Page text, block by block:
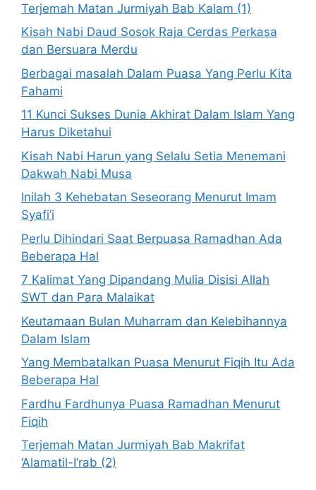
Terjemah Matan Jurmiyah Bab Kalam (1)
Kisah Nabi Daud Sosok Raja Cerdas Perkasa
dan Bersuara Merdu
Berbagai masalah Dalam Puasa Yang Perlu Kita
Fahami
11 Kunci Sukses Dunia Akhirat Dalam Islam Yang
Harus Diketahui
Kisah Nabi Harun yang Selalu Setia Menemani
Dakwah Nabi Musa
Inilah 3 Kehebatan Seseorang Menurut Imam
Syafi’i
Perlu Dihindari Saat Berpuasa Ramadhan Ada
Beberapa Hal
7 Kalimat Yang Dipandang Mulia Disisi Allah
SWT dan Para Malaikat
Keutamaan Bulan Muharram dan Kelebihannya
Dalam Islam
Yang Membatalkan Puasa Menurut Fiqih Itu Ada
Beberapa Hal
Fardhu Fardhunya Puasa Ramadhan Menurut
Fiqih
Terjemah Matan Jurmiyah Bab Makrifat
‘Alamatil-I’rab (2)